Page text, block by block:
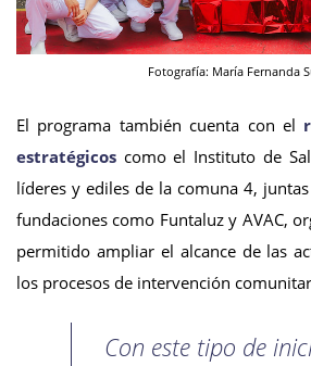
Fotografía: María Fernanda
El programa también cuenta con el
estratégicos como el Instituto de
líderes y ediles de la comuna 4,
fundaciones como Funtaluz y AVAC,
permitido ampliar el alcance de las
los procesos de intervención
Con este tipo de